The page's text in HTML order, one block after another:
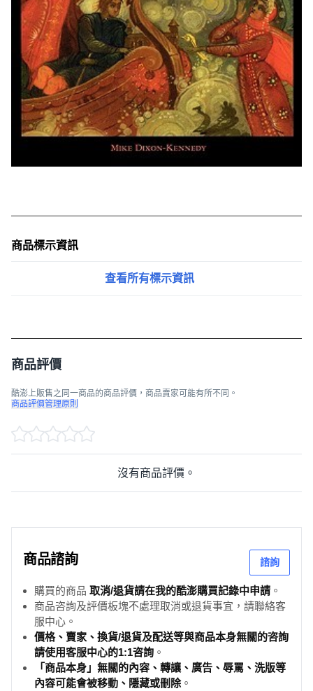
商品標示資訊
查看所有標示資訊
商品評價
酷澎上販售之同一商品的商品評價，商品賣家可能有所不同。
商品評價管理原則
沒有商品評價。
商品諮詢 諮詢
購買的商品 取消/退貨請在我的酷澎購買記錄中申請 。
商品咨詢及評價板塊不處理取消或退貨事宜，請聯絡客
服中心。
價格、賣家、換貨/退貨及配送等與商品本身無關的咨詢
請使用客服中心的1:1咨詢 。
「商品本身」無關的內容、轉讓、廣告、辱罵、洗版等
內容可能會被移動、隱藏或刪除。